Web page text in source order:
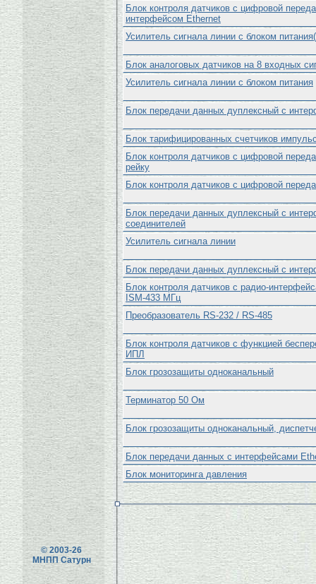
Блок контроля датчиков с цифровой
интерфейсом Ethernet
Усилитель сигнала линии с блоком
Блок аналоговых датчиков на 8 входных
Усилитель сигнала линии с блоком питания
Блок передачи данных дуплексный с
Блок тарифицированных счетчиков
Блок контроля датчиков с цифровой
рейку
Блок контроля датчиков с цифровой
Блок передачи данных дуплексный с
соединителей
Усилитель сигнала линии
Блок передачи данных дуплексный с
Блок контроля датчиков с радио-
ISM-433 МГц
Преобразователь RS-232 / RS-485
Блок контроля датчиков с функцией
ИПЛ
Блок грозозащиты одноканальный
Терминатор 50 Ом
Блок грозозащиты одноканальный,
Блок передачи данных с интерфейсами
Блок мониторинга давления
© 2003-26
МНПП Сатурн